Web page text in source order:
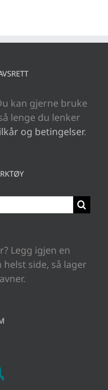
kan gjerne bruke
lenge du lenker
og betingelser.
Legg igjen en
side, så lager